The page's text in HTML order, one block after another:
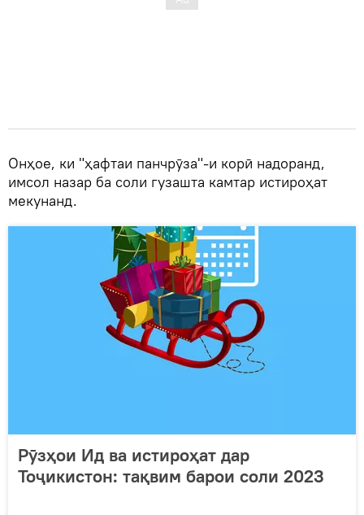
Онҳое, ки "ҳафтаи панчрӯза"-и корӣ надоранд,
имсол назар ба соли гузашта камтар истироҳат
мекунанд.
Рӯзҳои Ид ва истироҳат дар
Тоҷикистон: тақвим барои соли 2023